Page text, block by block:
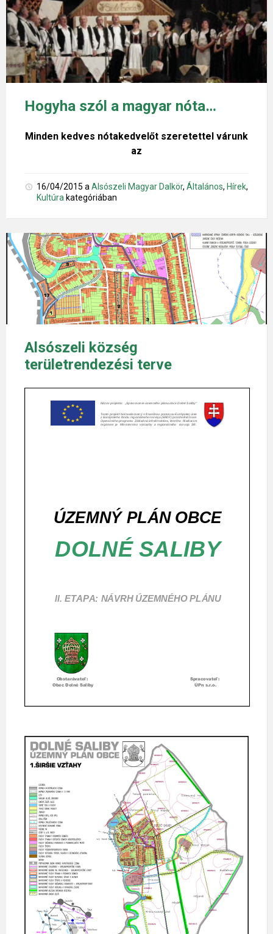
Hogyha szól a magyar nóta…
Minden kedves nótakedvelőt szeretettel várunk
az
16/04/2015 aAlsószeli Magyar Dalkör, Általános, Hírek,
Kultúra kategóriában
Alsószeli község
területrendezési terve